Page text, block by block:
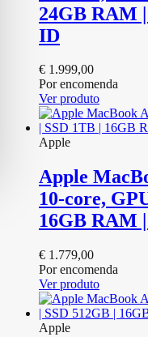
24GB RAM
ID
€ 1.999,00
Por encomenda
Ver produto
Apple
Apple
10‑core,
16GB RAM
€ 1.779,00
Por encomenda
Ver produto
Apple